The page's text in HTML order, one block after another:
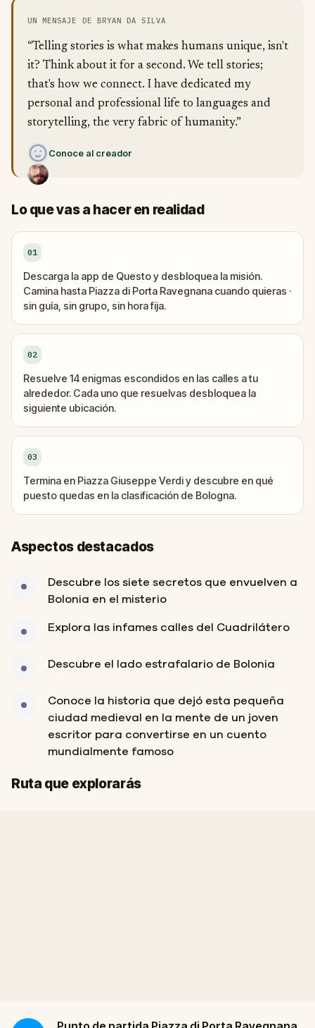
UN MENSAJE DE BRYAN DA SILVA
“Telling stories is what makes humans unique, isn't
it? Think about it for a second. We tell stories;
that's how we connect. I have dedicated my
personal and professional life to languages and
storytelling, the very fabric of humanity.”
Conoce al creador
Lo que vas a hacer en realidad
01
Descarga la app de Questo y desbloquea la misión.
Camina hasta Piazza di Porta Ravegnana cuando quieras ·
sin guía, sin grupo, sin hora fija.
02
Resuelve 14 enigmas escondidos en las calles a tu
alrededor. Cada uno que resuelvas desbloquea la
siguiente ubicación.
03
Termina en Piazza Giuseppe Verdi y descubre en qué
puesto quedas en la clasificación de Bologna.
Aspectos destacados
Descubre los siete secretos que envuelven a
Bolonia en el misterio
Explora las infames calles del Cuadrilátero
Descubre el lado estrafalario de Bolonia
Conoce la historia que dejó esta pequeña
ciudad medieval en la mente de un joven
escritor para convertirse en un cuento
mundialmente famoso
Ruta que explorarás
Inicio
Final